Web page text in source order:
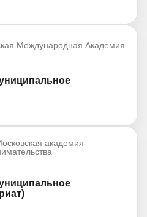
Международная Академия
академия